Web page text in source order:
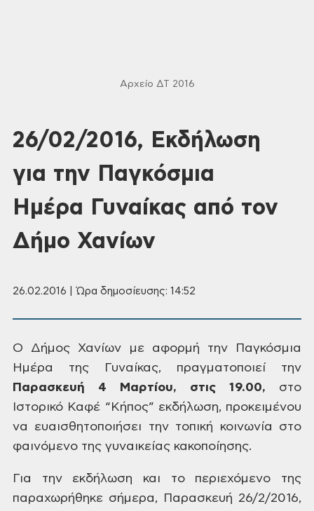
Αρχείο ΔΤ 2016
26/02/2016, Εκδήλωση
για την Παγκόσμια
Ημέρα Γυναίκας από τον
Δήμο Χανίων
26.02.2016 | Ώρα δημοσίευσης: 14:52
Ο Δήμος Χανίων με αφορμή την Παγκόσμια
Ημέρα της Γυναίκας, πραγματοποιεί την
Παρασκευή 4 Μαρτίου, στις 19.00, στο
Ιστορικό Καφέ “Κήπος” εκδήλωση, προκειμένου
να ευαισθητοποιήσει τηντοπική κοινωνία στο
φαινόμενο της γυναικείας κακοποίησης.
Για
την εκδήλωση και το περιεχόμενο της
παραχωρήθηκε σήμερα, Παρασκευή 26/2/2016,